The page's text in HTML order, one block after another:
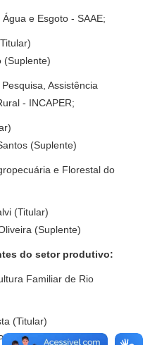
e Esgoto - SAAE;
Assistência
- INCAPER;
(Suplente)
e Florestal do
(Titular)
(Suplente)
do setor produtivo:
Familiar de Rio
(Titular)
(Suplente)